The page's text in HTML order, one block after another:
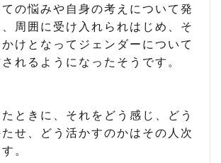
の悩みや自身の考えについて発
周囲に受け入れられはじめ、そ
けとなってジェンダーについて
れるようになったそうです。
ときに、それをどう感じ、どう
せ、どう活かすのかはその人次
。